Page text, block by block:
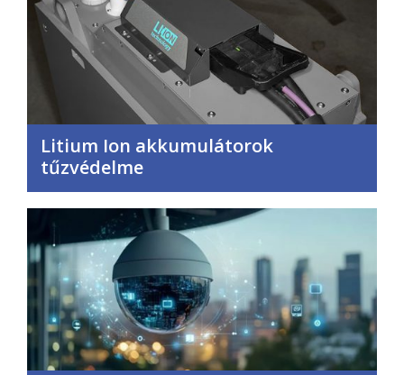
Litium Ion akkumulátorok
tűzvédelme